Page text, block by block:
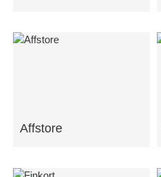
Affstore